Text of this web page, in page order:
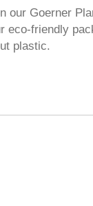
our Goerner
eco-friendly
plastic.